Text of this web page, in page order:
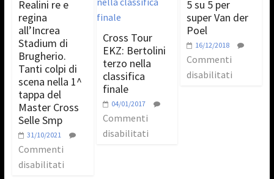
Realini re e
regina
all’Increa
Stadium di
Brugherio.
Tanti colpi di
scena nella 1^
tappa del
Master Cross
Selle Smp
31/10/2021
Commenti
disabilitati
Cross Tour
EKZ: Bertolini
terzo nella
classifica
finale
04/01/2017
Commenti
disabilitati
5 su 5 per
super Van der
Poel
16/12/2018
Commenti
disabilitati